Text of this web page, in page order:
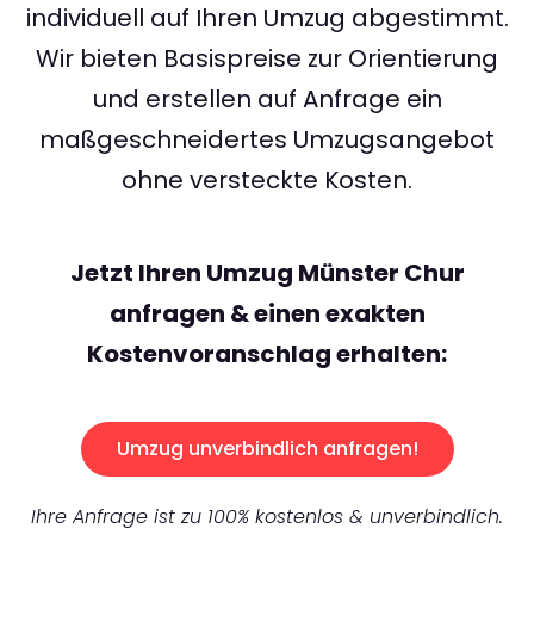
individuell auf Ihren Umzug abgestimmt.
Wir bieten Basispreise zur Orientierung
und erstellen auf Anfrage ein
maßgeschneidertes Umzugsangebot
ohne versteckte Kosten.
Jetzt Ihren Umzug Münster Chur
anfragen & einen exakten
Kostenvoranschlag erhalten:
Umzug unverbindlich anfragen!
Ihre Anfrage ist zu 100% kostenlos & unverbindlich.